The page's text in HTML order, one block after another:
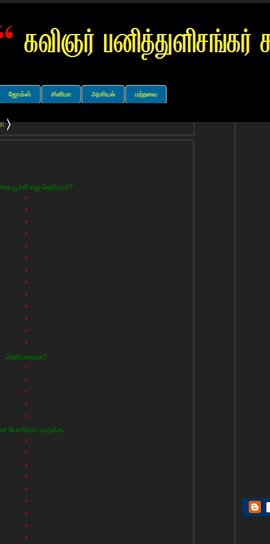
ஜோக்ஸ் சினிமா அரசியல் மற்றவை
பூச்சி எது தெரியுமா?
*
*
*
*
*
*
*
*
*
*
*
*
*
தெரியலையா?
*
*
*
*
*
யோசிச்சுப் பாருங்க
*
*
*
*
*
*
*
*
*